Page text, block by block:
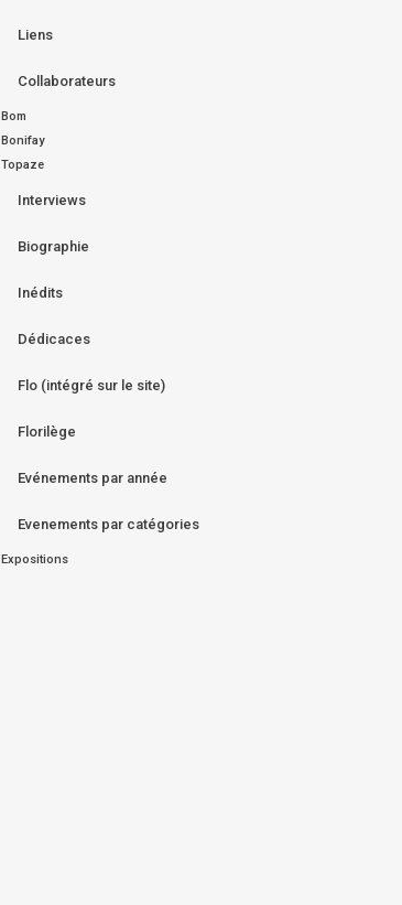
Liens
Collaborateurs
Bom
Bonifay
Topaze
Interviews
Biographie
Inédits
Dédicaces
Flo (intégré sur le site)
Florilège
Evénements par année
Evenements par catégories
Expositions